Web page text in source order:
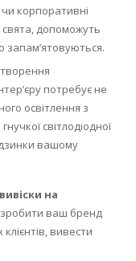
чи корпоративні
допоможуть
запам’ятовуються.
потребує не
освітлення з
світлодіодної
вашому
на
зробити ваш бренд
вивести